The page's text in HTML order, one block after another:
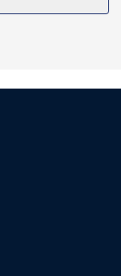
även gratis wi-fi
Avgiftsfri